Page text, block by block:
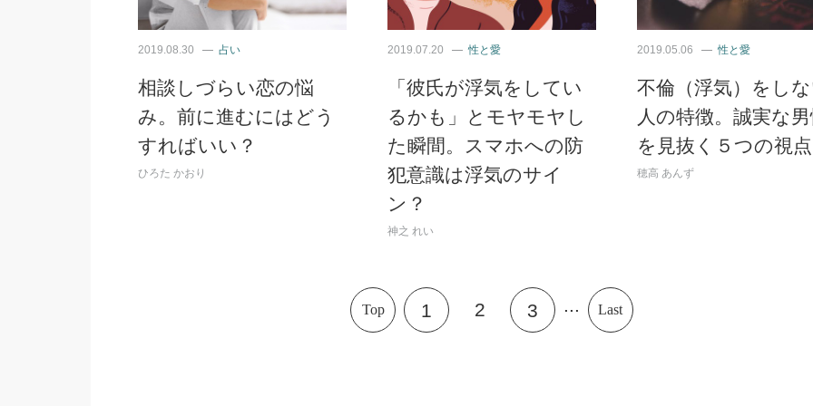
2019.08.30 占い
相談しづらい恋の悩
み。前に進むにはどう
すればいい？
ひろた かおり
2019.07.20 性と愛
「彼氏が浮気をしてい
るかも」とモヤモヤし
た瞬間。スマホへの防
犯意識は浮気のサイ
ン？
神之 れい
2019.05.06 性と愛
不倫（浮気）をし
人の特徴。誠実な
を見抜く５つの視点
穂高 あんず
Top 1 2 3 ... Last